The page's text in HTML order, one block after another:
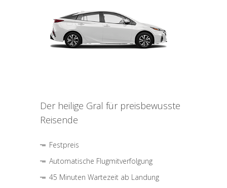
Der heilige Gral für preisbewusste
Reisende
Festpreis
Automatische Flugmitverfolgung
45 Minuten Wartezeit ab Landung